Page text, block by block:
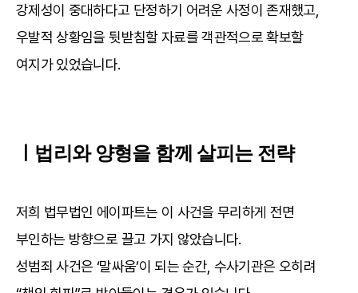
강제성이 중대하다고 단정하기 어려운 사정이 존재했고,
우발적 상황임을 뒷받침할 자료를 객관적으로 확보할
여지가 있었습니다.
ㅣ법리와 양형을 함께 살피는 전략
저희 법무법인 에이파트는 이 사건을 무리하게 전면
부인하는 방향으로 끌고 가지 않았습니다.
성범죄 사건은 ‘말싸움’이 되는 순간, 수사기관은 오히려